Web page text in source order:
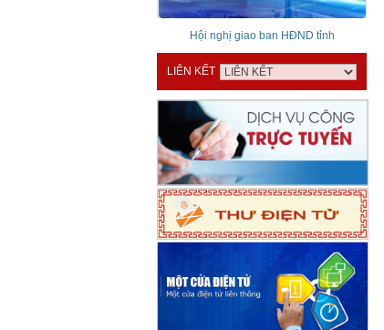
Hội nghị giao ban HĐND tỉnh
LIÊN KẾT